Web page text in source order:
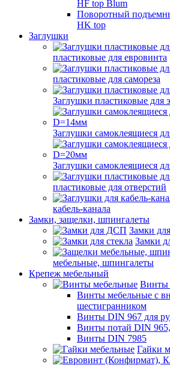
HF top Blum
Поворотный
HK top
Заглушки
пластиковые для евровинта
пластиковые для самореза
Заглушки пластиковые для
Заглушки самоклеящиеся
Заглушки самоклеящиеся
пластиковые для отверстий
кабель-канала
Замки, защелки, шпингалеты
Замки
Замки
мебельные, шпингалеты
Крепеж мебельный
Винты
Винты мебельные с
шестигранником
Винты DIN 967 для
Винты потай DIN
Винты DIN 7985
Гайки